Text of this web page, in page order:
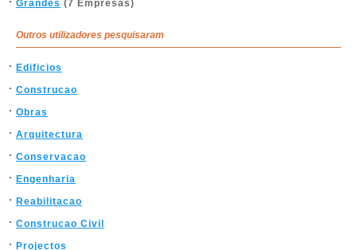
Grandes (7 Empresas)
Outros utilizadores pesquisaram
Edificios
Construcao
Obras
Arquitectura
Conservacao
Engenharia
Reabilitacao
Construcao Civil
Projectos